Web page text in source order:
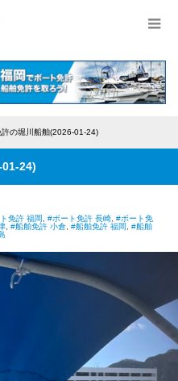
許の堀川船舶(2026-01-24)
24)
免許 福岡 #ボート免許 長崎 #ボート免
#船舶免許 小倉 #船舶免許 福岡
#船舶